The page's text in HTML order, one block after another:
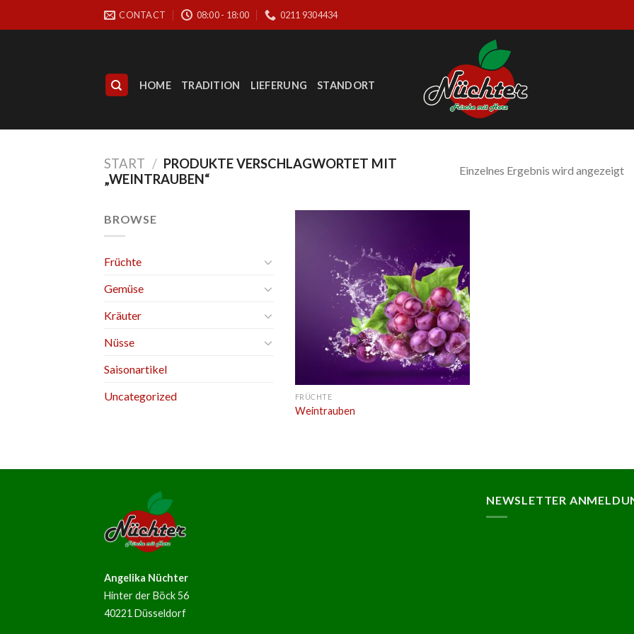
CONTACT 08:00 - 18:00 0211 9304434
HOME TRADITION LIEFERUNG STANDORT
START / PRODUKTE VERSCHLAGWORTET MIT
„WEINTRAUBEN“
Einzelnes Ergebnis wird angezeigt
BROWSE
Früchte
Gemüse
Kräuter
Nüsse
Saisonartikel
Uncategorized
FRÜCHTE
Weintrauben
Angelika Nüchter
Hinter der Böck 56
40221 Düsseldorf
NEWSLETTER